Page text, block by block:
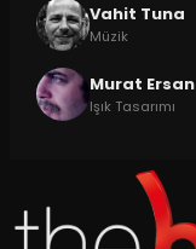
Vahit Tuna
Müzik
Murat Ersan
Işık Tasarımı